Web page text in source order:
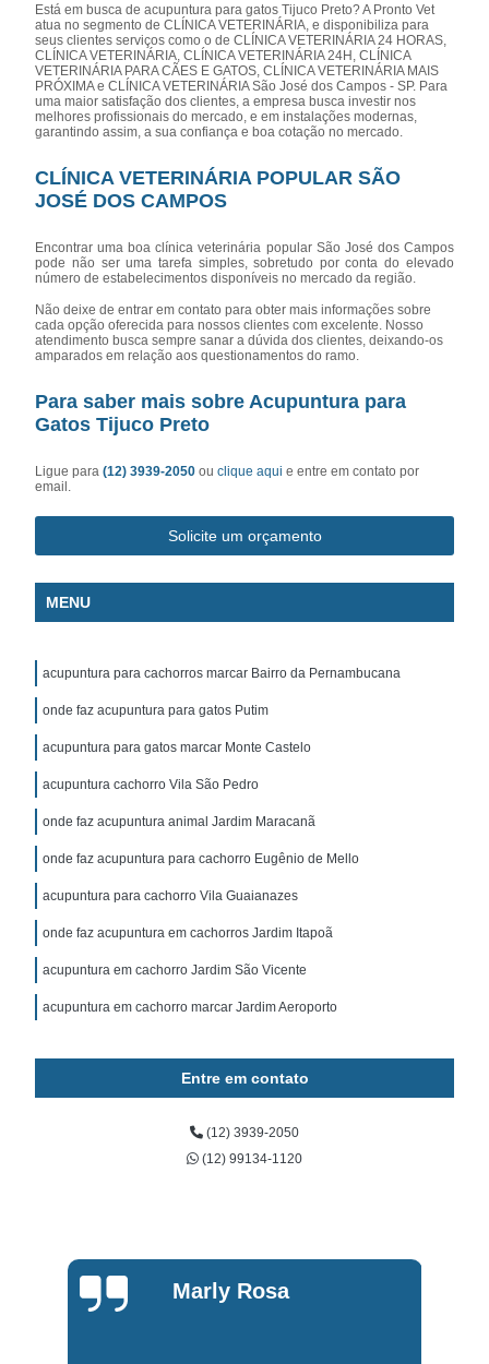
Está em busca de acupuntura para gatos Tijuco Preto? A Pronto Vet
atua no segmento de CLÍNICA VETERINÁRIA, e disponibiliza para
seus clientes serviços como o de CLÍNICA VETERINÁRIA 24 HORAS,
CLÍNICA VETERINÁRIA, CLÍNICA VETERINÁRIA 24H, CLÍNICA
VETERINÁRIA PARA CÃES E GATOS, CLÍNICA VETERINÁRIA MAIS
PRÓXIMA e CLÍNICA VETERINÁRIA São José dos Campos - SP. Para
uma maior satisfação dos clientes, a empresa busca investir nos
melhores profissionais do mercado, e em instalações modernas,
garantindo assim, a sua confiança e boa cotação no mercado.
CLÍNICA VETERINÁRIA POPULAR SÃO
JOSÉ DOS CAMPOS
Encontrar uma boa clínica veterinária popular São José dos Campos
pode não ser uma tarefa simples, sobretudo por conta do elevado
número de estabelecimentos disponíveis no mercado da região.
Não deixe de entrar em contato para obter mais informações sobre
cada opção oferecida para nossos clientes com excelente. Nosso
atendimento busca sempre sanar a dúvida dos clientes, deixando-os
amparados em relação aos questionamentos do ramo.
Para saber mais sobre Acupuntura para
Gatos Tijuco Preto
Ligue para(12) 3939-2050ouclique aqui e entre em contato por
email.
Solicite um orçamento
MENU
acupuntura para cachorros marcar Bairro da Pernambucana
onde faz acupuntura para gatos Putim
acupuntura para gatos marcar Monte Castelo
acupuntura cachorro Vila São Pedro
onde faz acupuntura animal Jardim Maracanã
onde faz acupuntura para cachorro Eugênio de Mello
acupuntura para cachorro Vila Guaianazes
onde faz acupuntura em cachorros Jardim Itapoã
acupuntura em cachorro Jardim São Vicente
acupuntura em cachorro marcar Jardim Aeroporto
Entre em contato
(12) 3939-2050
(12) 99134-1120
Marly Rosa